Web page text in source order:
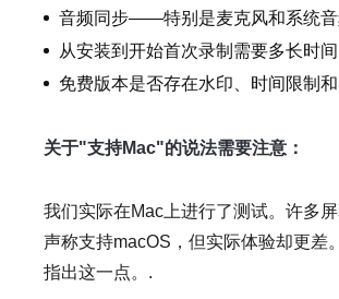
音频同步——特别是麦克风和系统音
从安装到开始首次录制需要多长时
免费版本是否存在水印、时间限制
关于"支持Mac"的说法需要注意：
我们实际在Mac上进行了测试。许多
声称支持macOS，但实际体验却更差
指出这一点。.